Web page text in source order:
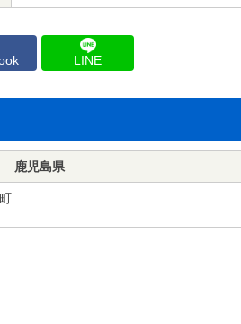
LINE
鹿児島県